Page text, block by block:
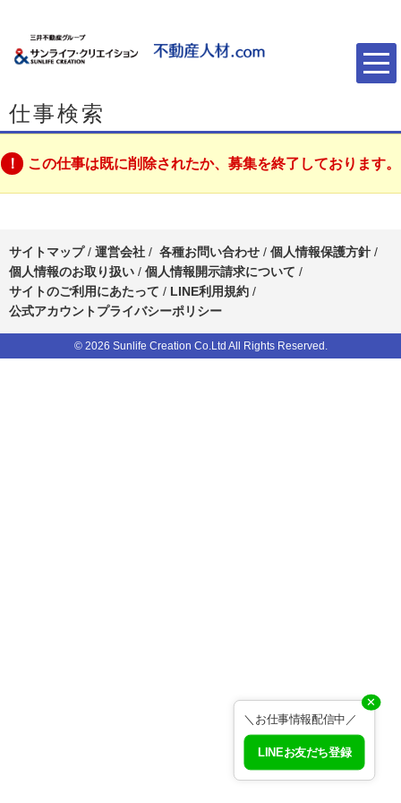
仕事検索
この仕事は既に削除されたか、募集を終了しております。
サイトマップ/ 運営会社 / 各種お問い合わせ / 個人情報保護方針 /
個人情報のお取り扱い / 個人情報開示請求について /
サイトのご利用にあたって / LINE利用規約 /
公式アカウントプライバシーポリシー
✕
＼お仕事情報配信中／
LINEお友だち登録
© 2026 Sunlife Creation Co.Ltd All Rights Reserved.